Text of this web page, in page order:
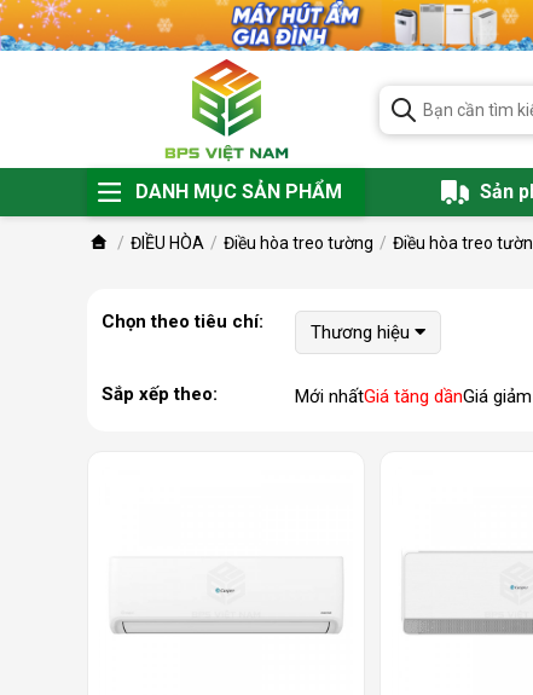
DANH MỤC SẢN PHẨM Sản
ĐIỀU HÒA Điều hòa treo tường Điều hòa treo
Chọn theo tiêu chí: Thương hiệu
Sắp xếp theo: Mới nhấtGiá tăng dầnGiá